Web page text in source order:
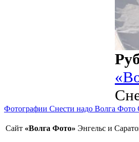
Фотографии Снести надо Волга Фото
Сайт «Волга Фото» Энгельс и